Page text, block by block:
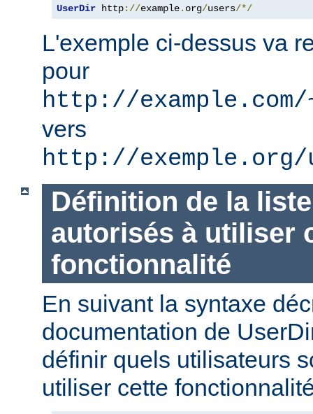
UserDir http://example. org/users/*/
L'exemple ci-dessus va
pour
http://example.com/
vers
http://exemple.org/
Définition de la
autorisés à utiliser
fonctionnalité
En suivant la syntaxe
documentation de
définir quels utilisateurs
utiliser cette